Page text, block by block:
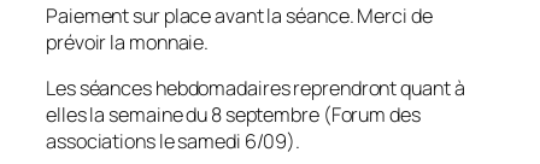
Paiement sur place avant la séance. Merci de
prévoir la monnaie.
Les séances hebdomadaires reprendront quant à
elles la semaine du 8 septembre (Forum des
associations le samedi 6/09).